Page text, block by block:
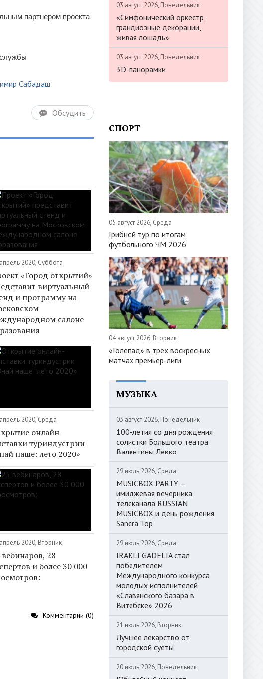
партнером проекта
Сабадаш
Обсудить
2020, Суббота
«Город открытий»
виртуальный
и программу на
салоне
2020, Среда
онлайн-
туриндустрии
наше: лето 2020»
2020, Вторник
вебинаров, 28
и более 30 000
Комментарии (0)
03 август 2026, Понедельник
«Симфонический оркестр,
грандиозные декорации,
живая лошадь»
03 август 2026, Понедельник
3D-панорамки
СПОРТ
05 август 2026, Среда
Грибной тур по итогам
футбольного ЧМ 2026
04 август 2026, Вторник
«Голепад» в трёх воскресных
матчах премьер-лиги
МУЗЫКА
03 август 2026, Понедельник
100-летия со дня рождения
солистки Большого театра
Валентины Левко
29 июль 2026, Среда
MUSICBOX PARTY —
имиджевая вечерника
телеканала RUSSIAN
MUSICBOX и день рождения
Sandra Top
29 июль 2026, Среда
IRAKLI GADELIA стал
победителем
Международного конкурса
молодых исполнителей
«Славянского базара в
Витебске» 2026
21 июль 2026, Вторник
Лучшее лекарство от
городской суеты
20 июль 2026, Понедельник